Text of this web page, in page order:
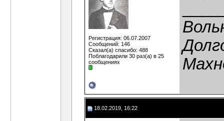
Регистрация: 06.07.2007
Сообщений: 146
Сказал(а) спасибо: 488
Поблагодарили 30 раз(а) в 25
сообщениях
18.02.2019, 16:22